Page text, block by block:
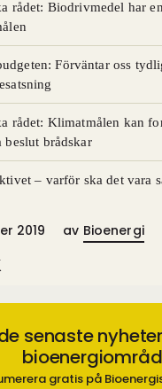
rådet: Biodrivmedel har
Förväntar oss
rådet: Klimatmålen kan
brådskar
– varför ska det vara
2019 av Bioenergi
senaste
gratis på